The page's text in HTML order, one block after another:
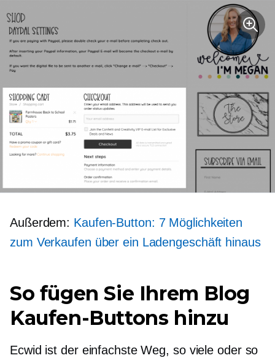
Außerdem: Kaufen-Button: 7 Möglichkeiten
zum Verkaufen über ein Ladengeschäft hinaus
So fügen Sie Ihrem Blog
Kaufen-Buttons hinzu
Ecwid ist der einfachste Weg, so viele oder so